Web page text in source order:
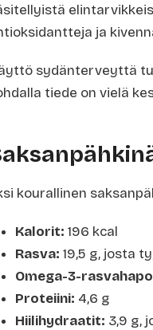
ja
sydänterveyttä
tiede on vielä
kourallinen
Kalorit: 196 kcal
Rasva: 19,5 g, josta
Omega-3-
Proteiini: 4,6 g
Hiilihydraatit: 3,9 g,